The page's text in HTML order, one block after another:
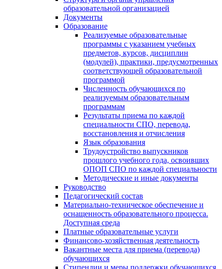
образовательной организацией
Документы
Образование
Реализуемые образовательные
программы с указанием учебных
предметов, курсов, дисциплин
(модулей), практики, предусмотренных
соответствующей образовательной
программой
Численность обучающихся по
реализуемым образовательным
программам
Результаты приема по каждой
специальности СПО, перевода,
восстановления и отчисления
Язык образования
Трудоустройство выпускников
прошлого учебного года, освоивших
ОПОП СПО по каждой специальности
Методические и иные документы
Руководство
Педагогический состав
Материально-техническое обеспечение и
оснащенность образовательного процесса.
Доступная среда
Платные образовательные услуги
Финансово-хозяйственная деятельность
Вакантные места для приема (перевода)
обучающихся
Стипендии и меры поддержки обучающихся